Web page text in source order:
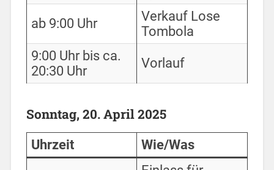
ab 9:00 Uhr
Verkauf Lose
Tombola
9:00 Uhr bis ca.
20:30 Uhr
Vorlauf
Sonntag, 20. April 2025
Uhrzeit
Wie/Was